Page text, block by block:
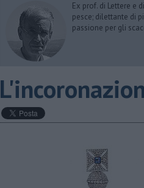
Ex prof. di Lettere e
pesce; dilettante di
passione per gli